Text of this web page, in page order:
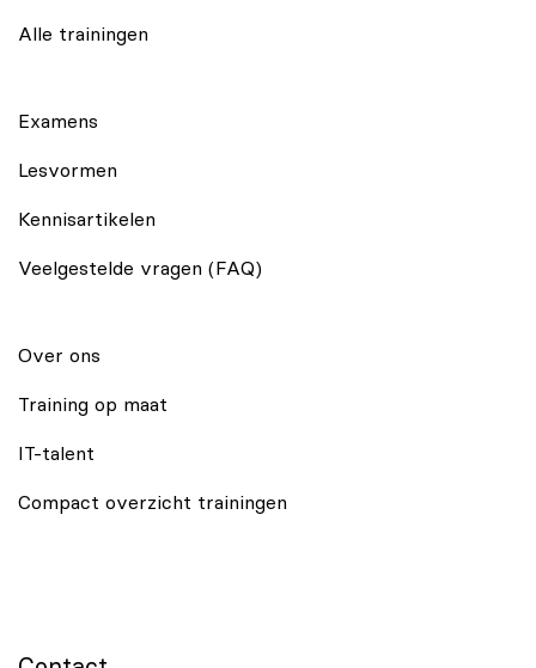
Alle trainingen
Examens
Lesvormen
Kennisartikelen
Veelgestelde vragen (FAQ)
Over ons
Training op maat
IT-talent
Compact overzicht trainingen